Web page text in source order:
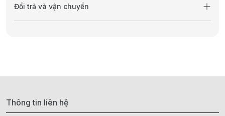
Đổi trả và vận chuyển
Thông tin liên hệ